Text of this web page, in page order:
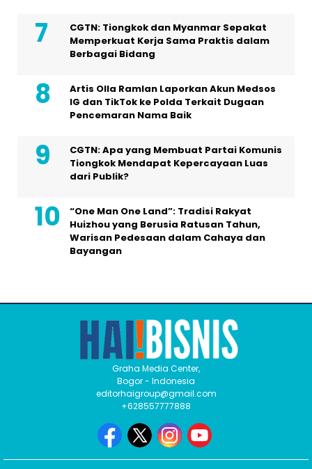
CGTN: Tiongkok dan Myanmar Sepakat
Memperkuat Kerja Sama Praktis dalam
Berbagai Bidang
Artis Olla Ramlan Laporkan Akun Medsos
IG dan TikTok ke Polda Terkait Dugaan
Pencemaran Nama Baik
CGTN: Apa yang Membuat Partai Komunis
Tiongkok Mendapat Kepercayaan Luas
dari Publik?
“One Man One Land”: Tradisi Rakyat
Huizhou yang Berusia Ratusan Tahun,
Warisan Pedesaan dalam Cahaya dan
Bayangan
Graha Media Center,
Bogor - Indonesia
editorhaigroup@gmail.com
+628557777888